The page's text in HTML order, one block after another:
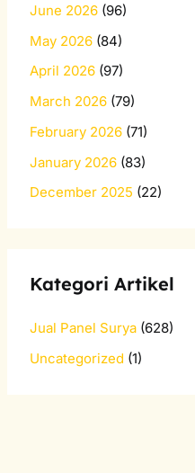
June 2026 (96)
May 2026 (84)
April 2026 (97)
March 2026 (79)
February 2026 (71)
January 2026 (83)
December 2025 (22)
Kategori Artikel
Jual Panel Surya (628)
Uncategorized (1)